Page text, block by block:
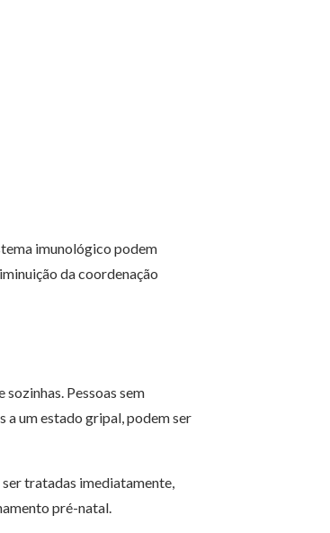
imunológico podem
da coordenação
Pessoas sem
a um estado gripal, podem ser
tratadas imediatamente,
pré-natal.